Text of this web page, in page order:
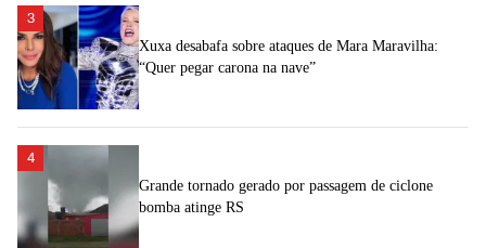
3
Xuxa desabafa sobre ataques de Mara Maravilha:
“Quer pegar carona na nave”
4
Grande tornado gerado por passagem de ciclone
bomba atinge RS